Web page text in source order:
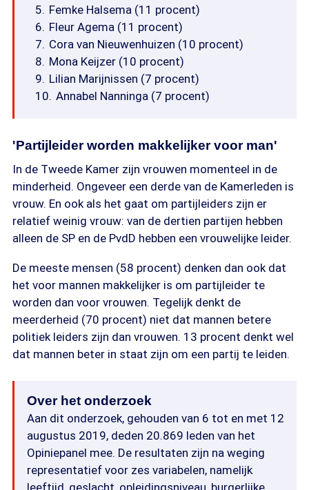
Femke Halsema (11 procent)
Fleur Agema (11 procent)
Cora van Nieuwenhuizen (10 procent)
Mona Keijzer (10 procent)
Lilian Marijnissen (7 procent)
Annabel Nanninga (7 procent)
'Partijleider worden makkelijker voor man'
In de Tweede Kamer zijn vrouwen momenteel in de
minderheid. Ongeveer een derde van de Kamerleden is
vrouw. En ook als het gaat om partijleiders zijn er
relatief weinig vrouw: van de dertien partijen hebben
alleen de SP en de PvdD hebben een vrouwelijke leider.
De meeste mensen (58 procent) denken dan ook dat
het voor mannen makkelijker is om partijleider te
worden dan voor vrouwen. Tegelijk denkt de
meerderheid (70 procent) niet dat mannen betere
politiek leiders zijn dan vrouwen. 13 procent denkt wel
dat mannen beter in staat zijn om een partij te leiden.
Over het onderzoek
Aan dit onderzoek, gehouden van 6 tot en met 12
augustus 2019, deden 20.869 leden van het
Opiniepanel mee. De resultaten zijn na weging
representatief voor zes variabelen, namelijk
leeftijd, geslacht, opleidingsniveau, burgerlijke